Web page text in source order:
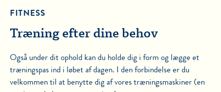
FITNESS
Træning efter dine behov
Også under dit ophold kan du holde dig i form og lægge et
træningspas ind i løbet af dagen. I den forbindelse er du
velkommen til at benytte dig af vores træningsmaskiner (en